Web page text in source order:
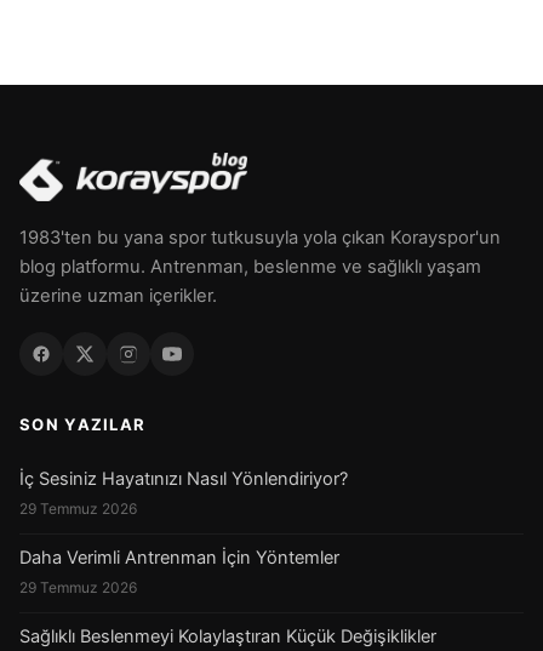
1983'ten bu yana spor tutkusuyla yola çıkan Korayspor'un
blog platformu. Antrenman, beslenme ve sağlıklı yaşam
üzerine uzman içerikler.
SON YAZILAR
İç Sesiniz Hayatınızı Nasıl Yönlendiriyor?
29 Temmuz 2026
Daha Verimli Antrenman İçin Yöntemler
29 Temmuz 2026
Sağlıklı Beslenmeyi Kolaylaştıran Küçük Değişiklikler